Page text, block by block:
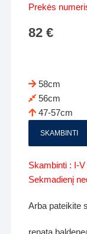
Prekės
82€
58cm
56cm
47-57cm
SKAMBINTI
Skambinti : I-
Sekmadienį
Arba pateikite